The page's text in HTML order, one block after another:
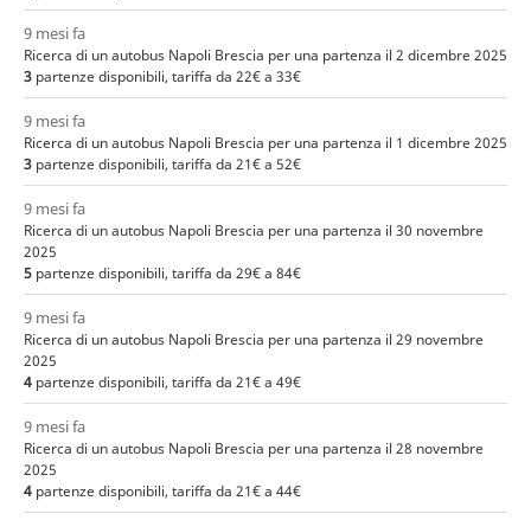
9 mesi fa
Ricerca di un autobus Napoli Brescia per una partenza il 2 dicembre 2025
3 partenze disponibili, tariffa da 22€ a 33€
9 mesi fa
Ricerca di un autobus Napoli Brescia per una partenza il 1 dicembre 2025
3 partenze disponibili, tariffa da 21€ a 52€
9 mesi fa
Ricerca di un autobus Napoli Brescia per una partenza il 30 novembre
2025
5 partenze disponibili, tariffa da 29€ a 84€
9 mesi fa
Ricerca di un autobus Napoli Brescia per una partenza il 29 novembre
2025
4 partenze disponibili, tariffa da 21€ a 49€
9 mesi fa
Ricerca di un autobus Napoli Brescia per una partenza il 28 novembre
2025
4 partenze disponibili, tariffa da 21€ a 44€